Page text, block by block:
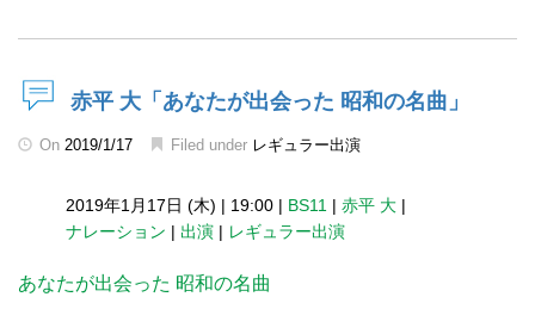
赤平 大「あなたが出会った 昭和の名曲」
On 2019/1/17 Filed under レギュラー出演
2019年1月17日 (木) | 19:00 | BS11 | 赤平 大 |
ナレーション | 出演 | レギュラー出演
あなたが出会った 昭和の名曲